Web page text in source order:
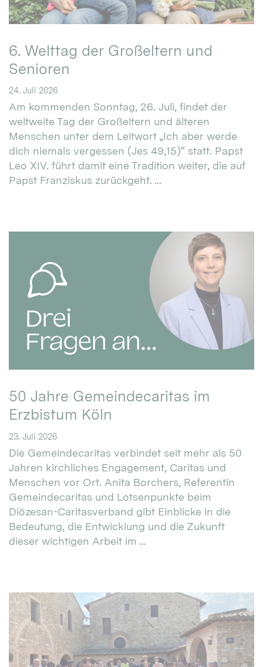
6. Welttag der Großeltern und
Senioren
24. Juli 2026
Am kommenden Sonntag, 26. Juli, findet der
weltweite Tag der Großeltern und älteren
Menschen unter dem Leitwort „Ich aber werde
dich niemals vergessen (Jes 49,15)“ statt. Papst
Leo XIV. führt damit eine Tradition weiter, die auf
Papst Franziskus zurückgeht. ...
50 Jahre Gemeindecaritas im
Erzbistum Köln
23. Juli 2026
Die Gemeindecaritas verbindet seit mehr als 50
Jahren kirchliches Engagement, Caritas und
Menschen vor Ort. Anita Borchers, Referentin
Gemeindecaritas und Lotsenpunkte beim
Diözesan-Caritasverband gibt Einblicke in die
Bedeutung, die Entwicklung und die Zukunft
dieser wichtigen Arbeit im ...